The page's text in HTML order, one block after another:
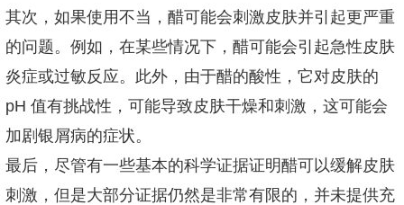
其次，如果使用不当，醋可能会刺激皮肤并引起更严重
的问题。例如，在某些情况下，醋可能会引起急性皮肤
炎症或过敏反应。此外，由于醋的酸性，它对皮肤的
pH 值有挑战性，可能导致皮肤干燥和刺激，这可能会
加剧银屑病的症状。
最后，尽管有一些基本的科学证据证明醋可以缓解皮肤
刺激，但是大部分证据仍然是非常有限的，并未提供充